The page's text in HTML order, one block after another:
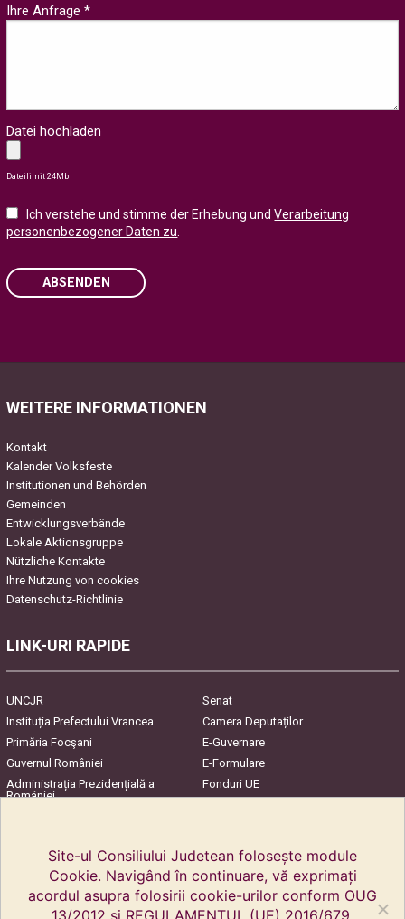
Ihre Anfrage *
Datei hochladen
Dateilimit 24Mb
Ich verstehe und stimme der Erhebung undVerarbeitung
personenbezogener Daten zu.
ABSENDEN
empty.
WEITERE INFORMATIONEN
Kontakt
Kalender Volksfeste
Institutionen und Behörden
Gemeinden
Entwicklungsverbände
Lokale Aktionsgruppe
Nützliche Kontakte
Ihre Nutzung von cookies
Datenschutz-Richtlinie
LINK-URI RAPIDE
UNCJR
Senat
Instituția Prefectului Vrancea
Camera Deputaților
Primăria Focşani
E-Guvernare
Guvernul României
E-Formulare
Administrația Prezidențială a
României
Fonduri UE
Site-ul Consiliului Judetean folosește module
Cookie. Navigând în continuare, vă exprimați
acordul asupra folosirii cookie-urilor conform OUG